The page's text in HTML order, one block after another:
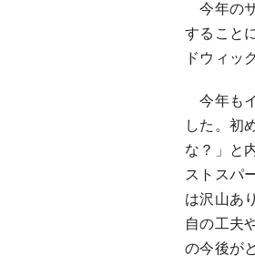
今年の
すること
ドウィッ
今年も
した。初
な？」と
ストスパ
は沢山あ
自の工夫
の今後が